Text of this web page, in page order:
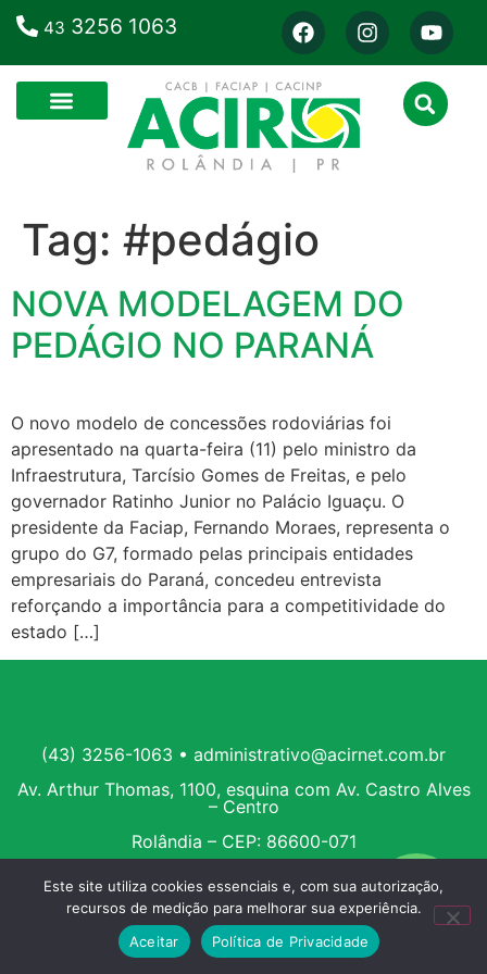
43 3256 1063
Tag: #pedágio
NOVA MODELAGEM DO
PEDÁGIO NO PARANÁ
O novo modelo de concessões rodoviárias foi
apresentado na quarta-feira (11) pelo ministro da
Infraestrutura, Tarcísio Gomes de Freitas, e pelo
governador Ratinho Junior no Palácio Iguaçu. O
presidente da Faciap, Fernando Moraes, representa o
grupo do G7, formado pelas principais entidades
empresariais do Paraná, concedeu entrevista
reforçando a importância para a competitividade do
estado […]
(43) 3256-1063 • administrativo@acirnet.com.br
Av. Arthur Thomas, 1100, esquina com Av. Castro Alves
– Centro
Rolândia – CEP: 86600-071
Este site utiliza cookies essenciais e, com sua autorização,
recursos de medição para melhorar sua experiência.
Aceitar
Política de Privacidade